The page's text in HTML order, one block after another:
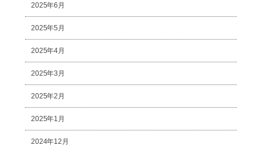
2025年6月
2025年5月
2025年4月
2025年3月
2025年2月
2025年1月
2024年12月